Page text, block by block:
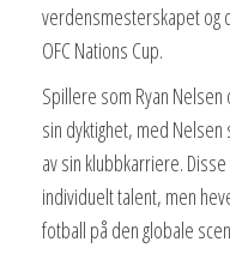
verdensmesterskapet og
OFC Nations Cup.
Spillere som Ryan
sin dyktighet, med Nelsen
av sin klubbkarriere.
individuelt talent, men
fotball på den globale